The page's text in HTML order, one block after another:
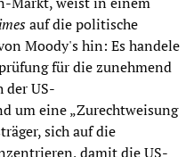
auf die politische
Moody's hin: Es handele
für die zunehmend
der US-
um eine „Zurechtweisung
sich auf die
damit die US-